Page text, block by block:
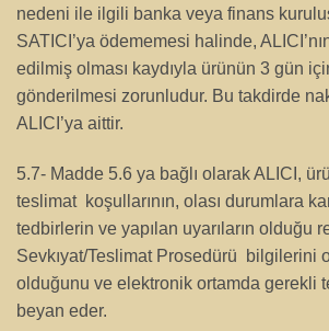
nedeni ile ilgili banka veya finans
SATICI’ya ödememesi halinde,
edilmiş olması kaydıyla ürünün 3 gün
gönderilmesi zorunludur. Bu takdirde
ALICI’ya aittir.
5.7- Madde 5.6 ya bağlı olarak ALICI,
teslimat koşullarının, olası durumlara
tedbirlerin ve yapılan uyarıların olduğu
Sevkıyat/Teslimat Prosedürü bilgilerini
olduğunu ve elektronik ortamda gerekli
beyan eder.